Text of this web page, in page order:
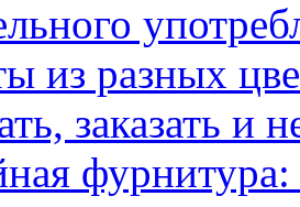
из разных
заказать и
фурнитура: